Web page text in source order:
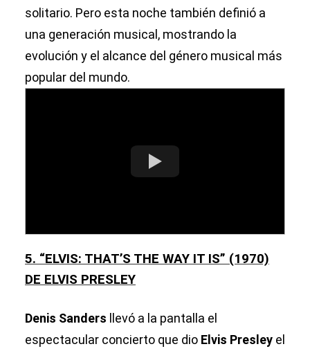
solitario. Pero esta noche también definió a
una generación musical, mostrando la
evolución y el alcance del género musical más
popular del mundo.
5. “ELVIS: THAT’S THE WAY IT IS” (1970)
DE ELVIS PRESLEY
Denis Sanders llevó a la pantalla el
espectacular concierto que dio Elvis Presley el